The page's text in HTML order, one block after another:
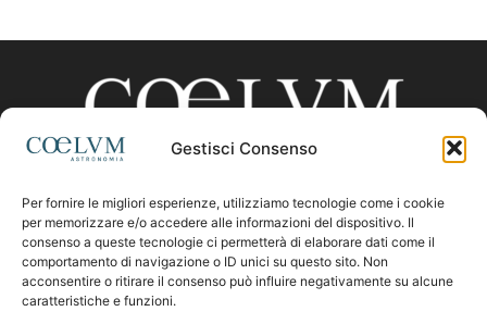
Gestisci Consenso
Per fornire le migliori esperienze, utilizziamo tecnologie come i cookie
per memorizzare e/o accedere alle informazioni del dispositivo. Il
consenso a queste tecnologie ci permetterà di elaborare dati come il
comportamento di navigazione o ID unici su questo sito. Non
acconsentire o ritirare il consenso può influire negativamente su alcune
caratteristiche e funzioni.
CHI SIAMO
Contattaci:coelumastro@coelum.com